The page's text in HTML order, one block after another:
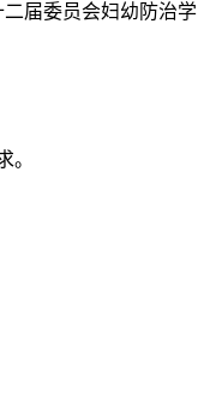
届委员会妇幼防治学
。